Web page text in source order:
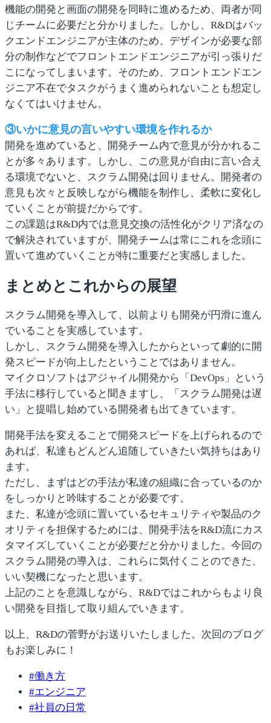
機能の開発と画面の開発を同時に進めるため、両者が同
じチームに必要だと分かりました。しかし、R&Dはバッ
クエンドエンジニアが主体のため、デザインが必要な部
分の制作などでフロントエンドエンジニアが引っ張りだ
こになってしまいます。そのため、フロントエンドエン
ジニア不在でタスクがうまく進められないことも想定し
なくてはいけません。
③いかに意見の言いやすい環境を作れるか
開発を進めていると、開発チーム内で意見が分かれるこ
とが多々あります。しかし、この意見が自由に言い合え
る環境でないと、スクラム開発は回りません。開発者の
意見も次々と反映しながら機能を制作し、柔軟に変化し
ていくことが前提だからです。
この課題はR&D内では意見交換の活性化がクリア済なの
で解決されていますが、開発チームは常にこれを念頭に
置いて進めていくことが特に重要だと実感しました。
まとめとこれからの展望
スクラム開発を導入して、以前よりも開発が円滑に進ん
でいることを実感しています。
しかし、スクラム開発を導入したからといって劇的に開
発スピードが向上したということではありません。
マイクロソフトはアジャイル開発から「DevOps」という
手法に移行していると聞きますし、「スクラム開発は遅
い」と提唱し始めている開発者も出てきています。
開発手法を変えることで開発スピードを上げられるので
あれば、私達もどんどん追随していきたい気持ちはあり
ます。
ただし、
まずはどの手法が私達の組織に合っているのか
をしっかりと吟味すること が必要です。
また、私達が念頭に置いているセキュリティや製品のク
オリティを担保するためには、開発手法をR&D流にカス
タマイズしていくことが必要だと分かりました。今回の
スクラム開発の導入は、これらに気付くことのできた、
いい契機になったと思います。
上記のことを意識しながら、R&Dではこれからもより良
い開発を目指して取り組んでいきます。
以上、R&Dの菅野がお送りいたしました。次回のブログ
もお楽しみに！
#働き方
#エンジニア
#社員の日常